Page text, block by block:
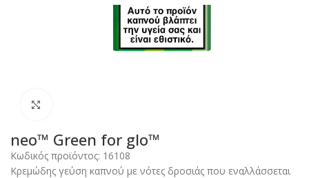
neo™ Green for glo™
Κωδικός προϊόντος: 16108
Κρεμώδης γεύση καπνού με νότες δροσιάς που εναλλάσσεται